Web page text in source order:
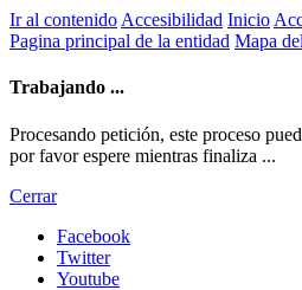
Ir al contenido Accesibilidad Inicio
Pagina principal de la entidad Mapa
Trabajando ...
Procesando petición, este proceso
por favor espere mientras finaliza ...
Cerrar
Facebook
Twitter
Youtube